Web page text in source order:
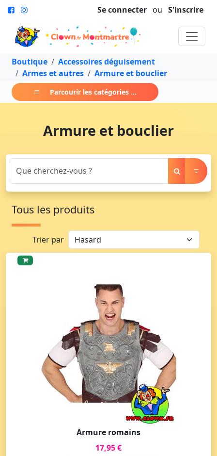
Se connecter ou S'inscrire
Boutique
Accessoires déguisement
Armes et autres
Armure et bouclier
Parcourir les catégories ...
Armure et bouclier
Tous les produits
Trier par
Armure romains
17,95 €